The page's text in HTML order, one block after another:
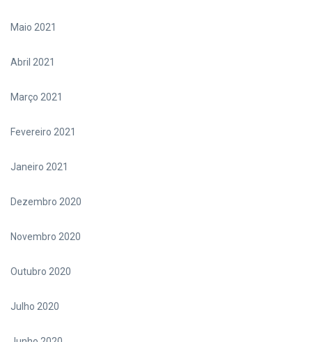
Maio 2021
Abril 2021
Março 2021
Fevereiro 2021
Janeiro 2021
Dezembro 2020
Novembro 2020
Outubro 2020
Julho 2020